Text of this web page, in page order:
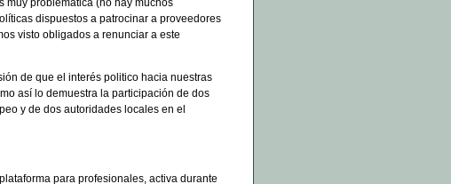
muy problemática (no hay muchos
dispuestos a patrocinar a proveedores
visto obligados a renunciar a este
de que el interés politico hacia nuestras
así lo demuestra la participación de dos
y de dos autoridades locales en el
para profesionales, activa durante